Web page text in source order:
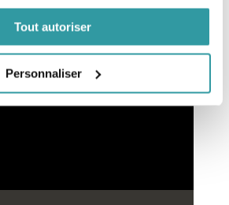
Tout autoriser
Personnaliser
des formations
de formation est inscrit au
2019 sous le
numéro